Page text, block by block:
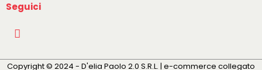
Seguici
Copyright © 2024 - D'elia Paolo 2.0 S.R.L. | e-commerce collegato